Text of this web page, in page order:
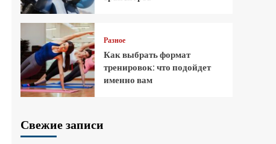
Разное
Как выбрать формат
тренировок: что подойдет
именно вам
Свежие записи